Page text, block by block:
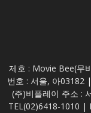
제호 : Movie Bee(무
번호 : 서울, 아03182
(주)비플레이 주소 :
TEL(02)6418-1010 |